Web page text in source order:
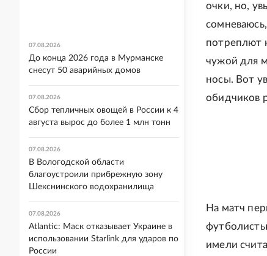
очки, но,
потреплют
чужой для
носы. Вот
обидчиков
На матч
имели
07.08.2026
До конца 2026 года в Мурманске
снесут 50 аварийных домов
07.08.2026
Сбор тепличных овощей в России к 4
августа вырос до более 1 млн тонн
07.08.2026
В Вологодской области
благоустроили прибрежную зону
Шекснинского водохранилища
07.08.2026
Atlantic: Маск отказывает Украине в
использовании Starlink для ударов по
России